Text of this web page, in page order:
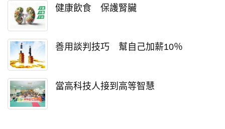
健康飲食 保護腎臟
善用談判技巧 幫自己加薪10％
當高科技人接到高等智慧